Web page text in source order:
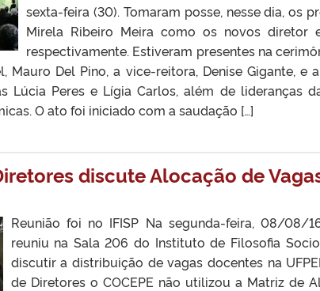
sexta-feira (30). Tomaram posse, nesse dia, os
Mirela Ribeiro Meira como os novos diretor
respectivamente. Estiveram presentes na
Mauro Del Pino, a vice-reitora, Denise Gigante, e
Lúcia Peres e Lígia Carlos, além de lideranças
O ato foi iniciado com a saudação […]
discute Alocação de
Reunião foi no IFISP Na segunda-feira, 08/08/
reuniu na Sala 206 do Instituto de Filosofia
discutir a distribuição de vagas docentes na
de Diretores o COCEPE não utilizou a Matriz de